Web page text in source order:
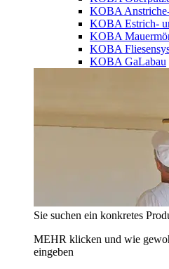
KOBA
KOBA Estrich-
KOBA
KOBA
KOBA GaLabau
Sie suchen ein konkretes
MEHR klicken und wie
eingeben